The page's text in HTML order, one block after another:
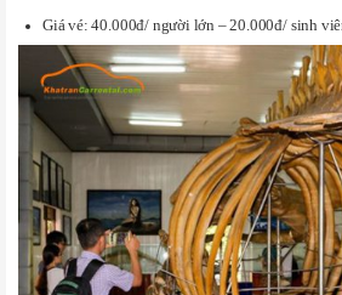
Giá vé: 40.000đ/ người lớn – 20.000đ/ sinh